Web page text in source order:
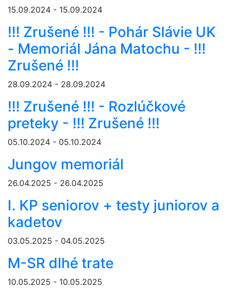
15.09.2024 - 15.09.2024
!!! Zrušené !!! - Pohár Slávie UK
- Memoriál Jána Matochu - !!!
Zrušené !!!
28.09.2024 - 28.09.2024
!!! Zrušené !!! - Rozlúčkové
preteky - !!! Zrušené !!!
05.10.2024 - 05.10.2024
Jungov memoriál
26.04.2025 - 26.04.2025
I. KP seniorov + testy juniorov a
kadetov
03.05.2025 - 04.05.2025
M-SR dlhé trate
10.05.2025 - 10.05.2025